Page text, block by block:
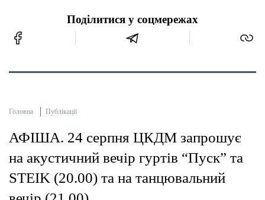
Поділитися у соцмережах
Головна Публікації
АФІША. 24 серпня ЦКДМ запрошує
на акустичний вечір гуртів “Пуск” та
STEIK (20.00) та на танцювальний